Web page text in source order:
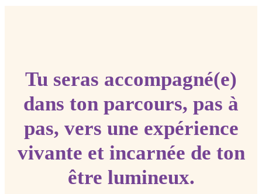
Tu seras accompagné(e)
dans ton parcours, pas à
pas, vers une expérience
vivante et incarnée de ton
être lumineux.